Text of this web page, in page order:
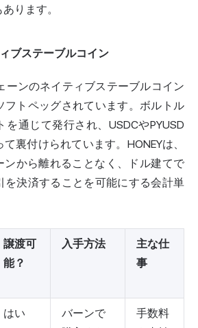
ります。
ブステーブルコイン
ーンのネイティブステーブルコイン
フトペッグされています。ボルトル
を通じて発行され、USDCやPYUSD
裏付けられています。HONEYは、
ンから離れることなく、ドル建てで
を決済することを可能にする会計単
譲渡可
能？
入手方法
主な仕
事
はい
バーンで
手数料